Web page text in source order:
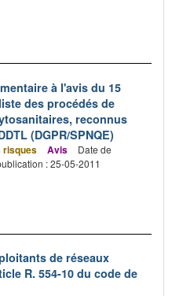
à l'avis du 15
des procédés de
reconnus
(DGPR/SPNQE)
risques Avis
Date de
: 25-05-2011
de réseaux
R. 554-10 du code de